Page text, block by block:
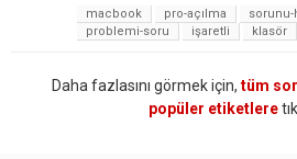
macbook
pro-açılma
sorunu-
problemi-soru
işaretli klasör
Daha fazlasını görmek için, tüm
popüler etiketlere